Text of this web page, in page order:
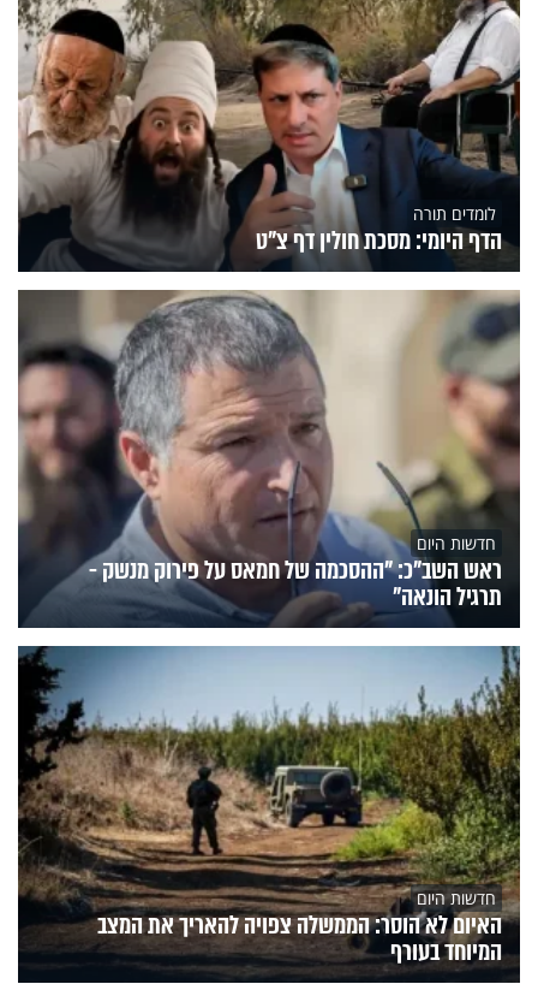
לומדים תורה
הדף היומי: מסכת חולין דף צ"ט
חדשות היום
ראש השב"כ: "ההסכמה של חמאס על פירוק מנשק -
תרגיל הונאה"
חדשות היום
האיום לא הוסר: הממשלה צפויה להאריך את המצב
המיוחד בעורף